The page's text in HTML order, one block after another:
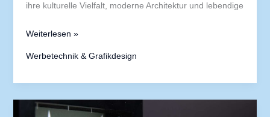
ihre kulturelle Vielfalt, moderne Architektur und lebendige
Weiterlesen »
Werbetechnik & Grafikdesign
SEO